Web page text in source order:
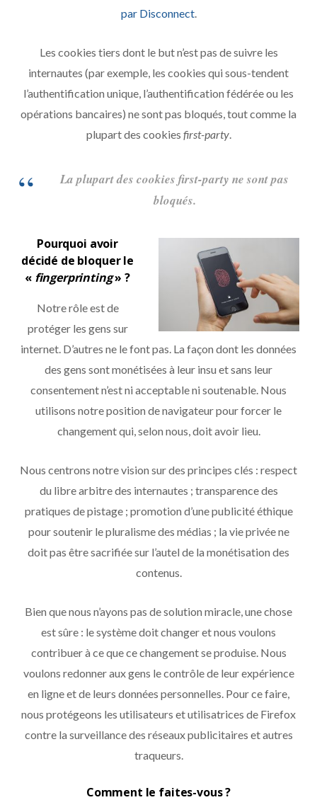
par Disconnect.
Les cookies tiers dont le but n’est pas de suivre les
internautes (par exemple, les cookies qui sous-tendent
l’authentification unique, l’authentification fédérée ou les
opérations bancaires) ne sont pas bloqués, tout comme la
plupart des cookies first-party.
La plupart des cookies first-party ne sont pas
bloqués.
Pourquoi avoir
décidé de bloquer le
« fingerprinting» ?
Notre rôle est de
protéger les gens sur
internet. D’autres ne le font pas. La façon dont les données
des gens sont monétisées à leur insu et sans leur
consentement n’est ni acceptable ni soutenable. Nous
utilisons notre position de navigateur pour forcer le
changement qui, selon nous, doit avoir lieu.
Nous centrons notre vision sur des principes clés : respect
du libre arbitre des internautes ; transparence des
pratiques de pistage ; promotion d’une publicité éthique
pour soutenir le pluralisme des médias ; la vie privée ne
doit pas être sacrifiée sur l’autel de la monétisation des
contenus.
Bien que nous n’ayons pas de solution miracle, une chose
est sûre : le système doit changer et nous voulons
contribuer à ce que ce changement se produise. Nous
voulons redonner aux gens le contrôle de leur expérience
en ligne et de leurs données personnelles. Pour ce faire,
nous protégeons les utilisateurs et utilisatrices de Firefox
contre la surveillance des réseaux publicitaires et autres
traqueurs.
Comment le faites-vous ?